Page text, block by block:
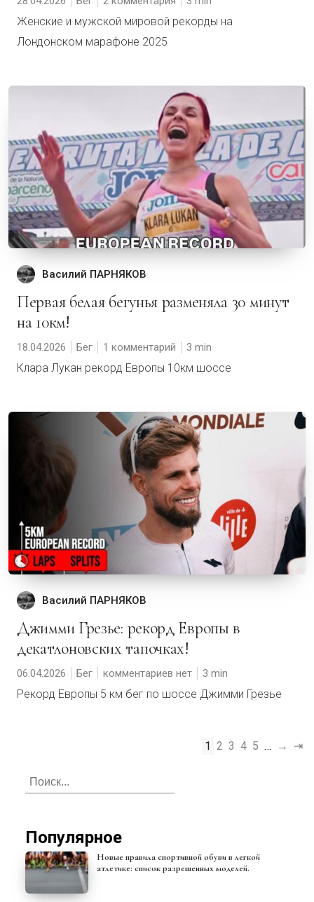
Женские и мужской мировой рекорды на
Лондонском марафоне 2025
Василий ПАРНЯКОВ
Первая белая бегунья разменяла 30 минут
на 10км!
18.04.2026 Бег 1 комментарий 3
Клара Лукан рекорд Европы 10км шоссе
Василий ПАРНЯКОВ
Джимми Грезье: рекорд Европы в
декатлоновских тапочках!
06.04.2026 Бег комментариев нет 3
Рекорд Европы 5 км бег по шоссе Джимми Грезье
1 2 3 4 5 … → ⇥
Популярное
Новые правила спортивной обуви в легкой
атлетике: список разрешенных моделей.